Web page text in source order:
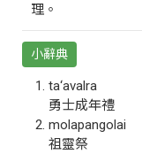
理。
小辭典
ta‘avalra
勇士成年禮
molapangolai
祖靈祭